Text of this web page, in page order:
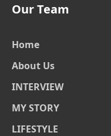
Our Team
Home
About Us
INTERVIEW
MY STORY
LIFESTYLE